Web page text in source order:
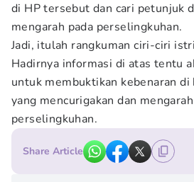
di HP tersebut dan cari petunjuk
mengarah pada perselingkuhan.
Jadi, itulah rangkuman ciri-ciri
Hadirnya informasi di atas tentu
untuk membuktikan kebenaran
yang mencurigakan dan
perselingkuhan.
Share Article